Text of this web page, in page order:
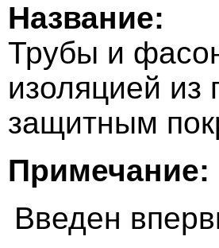
Название:
Трубы и
изоляцией из
защитным
Примечание:
Введен